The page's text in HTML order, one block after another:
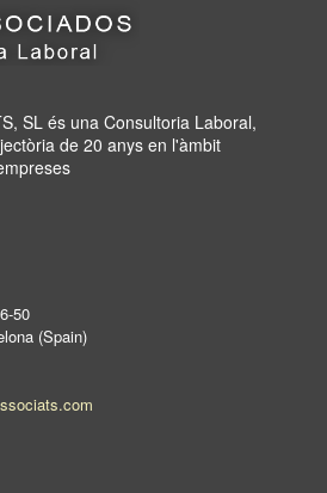
SL és una Consultoria Laboral,
de 20 anys en l'àmbit
50
(Spain)